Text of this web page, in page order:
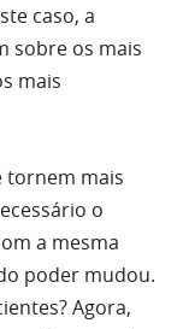
caso, a
sobre os mais
mais
tornem mais
o
a mesma
poder mudou.
Agora,